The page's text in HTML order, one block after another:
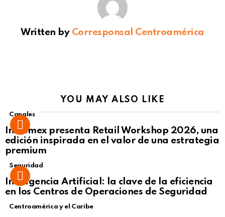
Written by Corresponsal Centroamérica
YOU MAY ALSO LIKE
Canales
Intcomex presenta Retail Workshop 2026, una
edición inspirada en el valor de una estrategia
premium
Seguridad
Inteligencia Artificial: la clave de la eficiencia
en los Centros de Operaciones de Seguridad
Centroamérica y el Caribe